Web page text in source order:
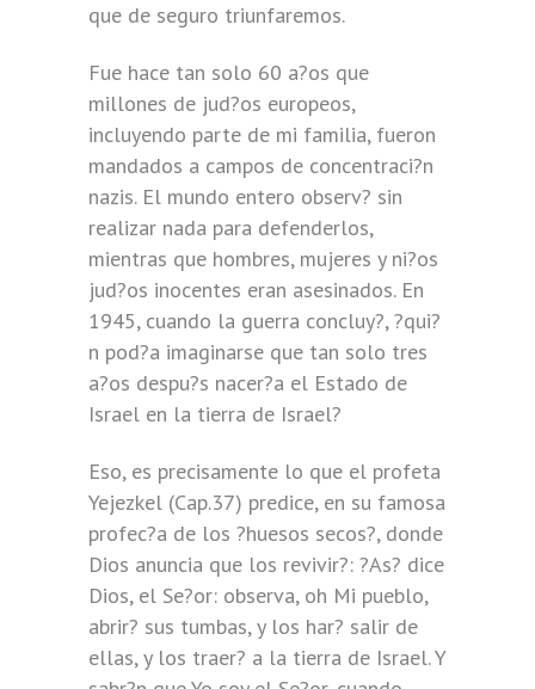
que de seguro triunfaremos.
Fue hace tan solo 60 a?os que
millones de jud?os europeos,
incluyendo parte de mi familia, fueron
mandados a campos de concentraci?n
nazis. El mundo entero observ? sin
realizar nada para defenderlos,
mientras que hombres, mujeres y ni?os
jud?os inocentes eran asesinados. En
1945, cuando la guerra concluy?, ?qui?
n pod?a imaginarse que tan solo tres
a?os despu?s nacer?a el Estado de
Israel en la tierra de Israel?
Eso, es precisamente lo que el profeta
Yejezkel (Cap.37) predice, en su famosa
profec?a de los ?huesos secos?, donde
Dios anuncia que los revivir?: ?As? dice
Dios, el Se?or: observa, oh Mi pueblo,
abrir? sus tumbas, y los har? salir de
ellas, y los traer? a la tierra de Israel. Y